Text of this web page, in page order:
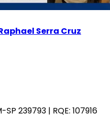
Serra Cruz
239793 | RQE: 107916